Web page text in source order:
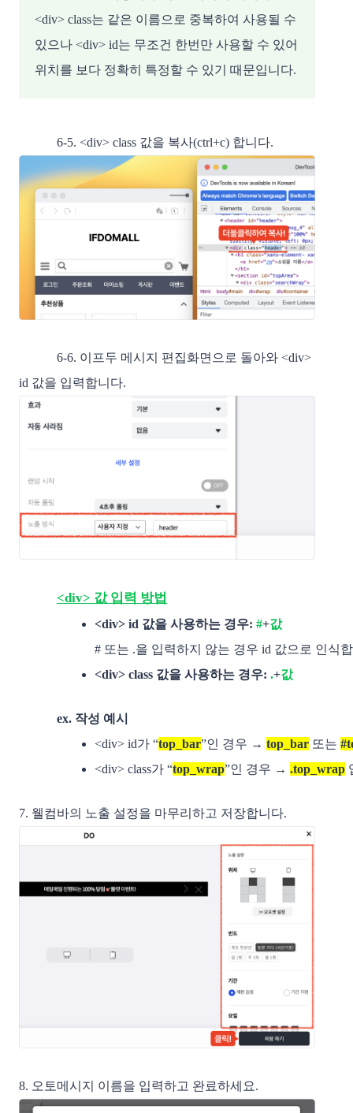
<div> class는 같은 이름으로 중복하여 사용될 수
있으나 <div> id는 무조건 한번만 사용할 수 있어
위치를 보다 정확히 특정할 수 있기 때문입니다.
6-5. <div> class 값을 복사(ctrl+c) 합니다.
6-6. 이프두 메시지 편집화면으로 돌아와 <div>
id 값을 입력합니다.
<div> 값 입력 방법
<div> id 값을 사용하는 경우: #+값
# 또는 .을 입력하지 않는 경우 id 값으로 인식
<div> class 값을 사용하는 경우: .+값
ex. 작성 예시
<div> id가 “top_bar”인 경우 → top_bar 또는
<div> class가 “top_wrap”인 경우 → .top_wrap
7. 웰컴바의 노출 설정을 마무리하고 저장합니다.
8. 오토메시지 이름을 입력하고 완료하세요.